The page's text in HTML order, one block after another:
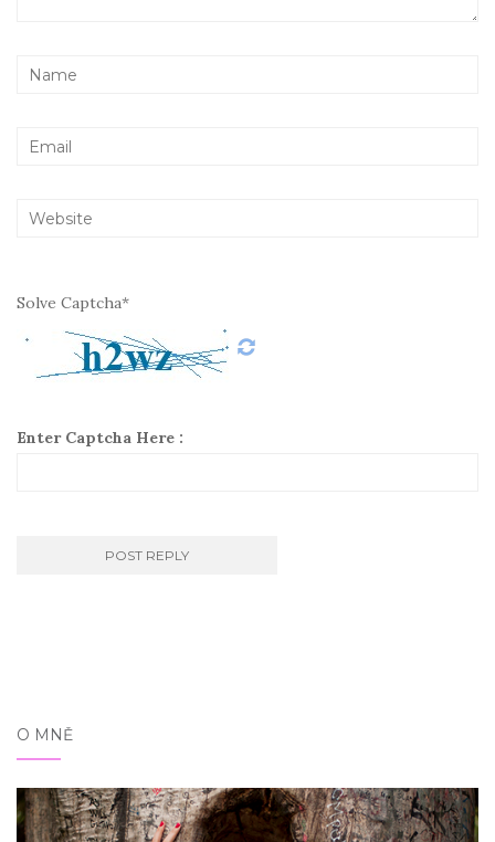
Solve Captcha*
Enter Captcha Here :
O MNĚ